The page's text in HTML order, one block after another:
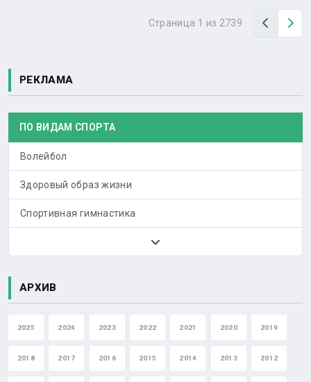
Страница 1 из 2739 Назад
РЕКЛАМА
ПО ВИДАМ СПОРТА
Волейбол
Здоровый образ жизни
Спортивная гимнастика
АРХИВ
2025 2024 2023 2022 2021 2020 2019
2018 2017 2016 2015 2014 2013 2012